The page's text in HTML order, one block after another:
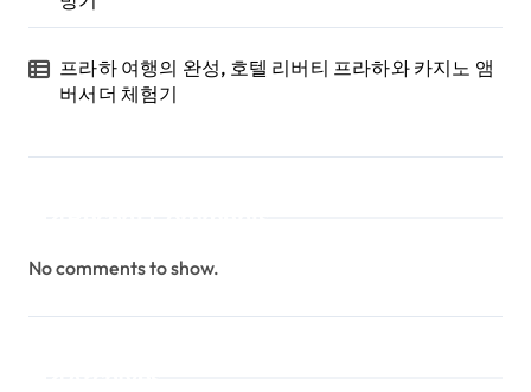
프라하 여행의 완성, 호텔 리버티 프라하와 카지노 앰
버서더 체험기
No comments to show.